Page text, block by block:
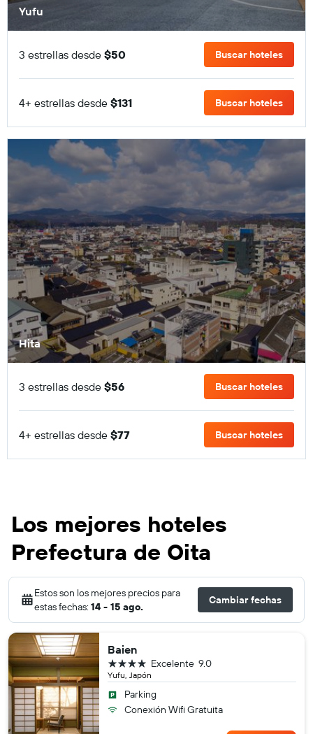
Yufu
3 estrellas desde $50 Buscar hoteles
4+ estrellas desde $131 Buscar hoteles
Hita
3 estrellas desde $56 Buscar hoteles
4+ estrellas desde $77 Buscar hoteles
Los mejores hoteles
Prefectura de Oita
Estos son los mejores precios para
estas fechas: 14 - 15 ago.
Cambiar fechas
Baien
Yufu, Japón
9.0
Excelente
4 estrellas
Parking
Conexión Wifi Gratuita